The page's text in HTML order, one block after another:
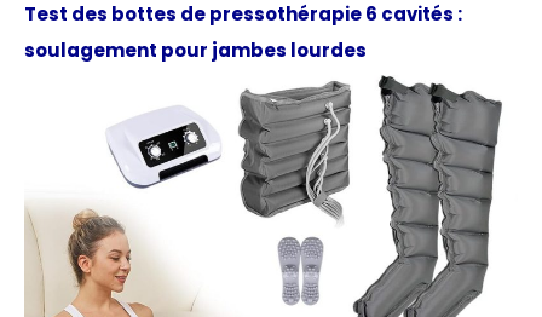
Test des bottes de pressothérapie 6 cavités :
soulagement pour jambes lourdes